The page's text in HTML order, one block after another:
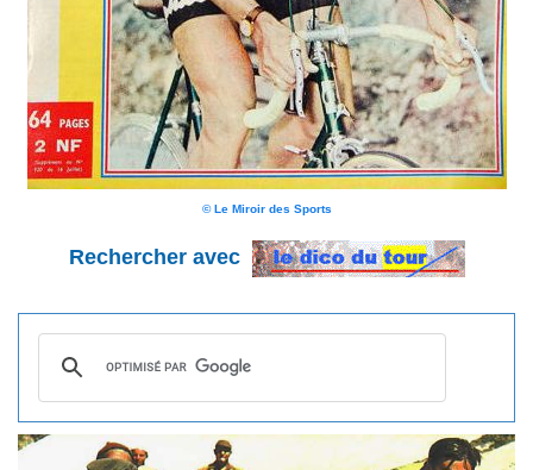
© Le Miroir des Sports
Rechercher avec